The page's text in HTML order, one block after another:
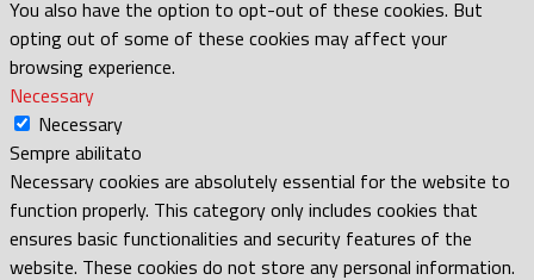
You also have the option to opt-out of these cookies. But
opting out of some of these cookies may affect your
browsing experience.
Necessary
Necessary
Sempre abilitato
Necessary cookies are absolutely essential for the website to
function properly. This category only includes cookies that
ensures basic functionalities and security features of the
website. These cookies do not store any personal information.